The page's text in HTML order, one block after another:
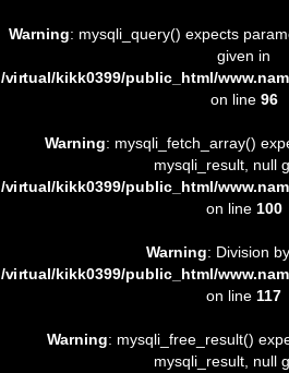
Warning: mysqli_query() expects
given in
/virtual/kikk0399/public_html/
on line 96
Warning: mysqli_fetch_array()
mysqli_result, null
/virtual/kikk0399/public_html/
on line 100
Warning: Division
/virtual/kikk0399/public_html/
on line 117
Warning: mysqli_free_result()
mysqli_result, null